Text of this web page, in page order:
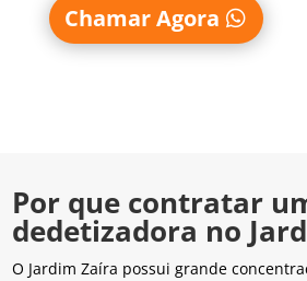
Chamar Agora
Por que contratar
dedetizadora no
O Jardim Zaíra possui grande